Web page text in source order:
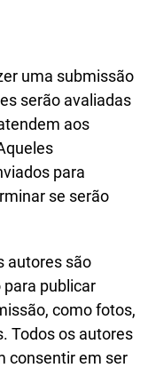
uma submissão
serão avaliadas
aos
para
se serão
autores são
publicar
como fotos,
Todos os autores
consentir em ser